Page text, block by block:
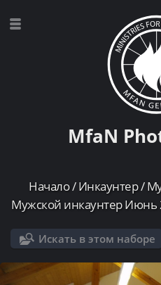
MfaN
Начало/Инкаунтер/
Мужской инкаунтер Июнь
Искать в этом наборе